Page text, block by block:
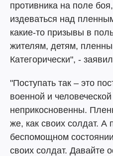
противника на поле
издеваться над
какие-то призывы в
жителям, детям,
Категорически", -
"Поступать так – это
военной и
неприкосновенны.
же, как своих солдат. А
беспомощном
своих солдат. Давайте